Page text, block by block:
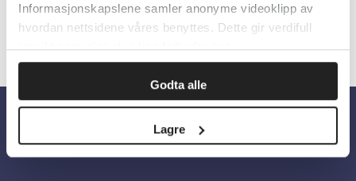
Informasjonskapslene samler anonyme videoklipp av
hvordan nettsidene våres benyttes. Dette gir verdifull
innsikt som gjør at vi kan forbedre oss.
Godta alle
Lagre
Om oss